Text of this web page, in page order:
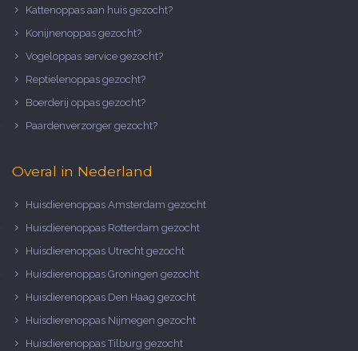
Kattenoppas aan huis gezocht?
Konijnenoppas gezocht?
Vogeloppas service gezocht?
Reptielenoppas gezocht?
Boerderij oppas gezocht?
Paardenverzorger gezocht?
Overal in Nederland
Huisdierenoppas Amsterdam gezocht
Huisdierenoppas Rotterdam gezocht
Huisdierenoppas Utrecht gezocht
Huisdierenoppas Groningen gezocht
Huisdierenoppas Den Haag gezocht
Huisdierenoppas Nijmegen gezocht
Huisdierenoppas Tilburg gezocht